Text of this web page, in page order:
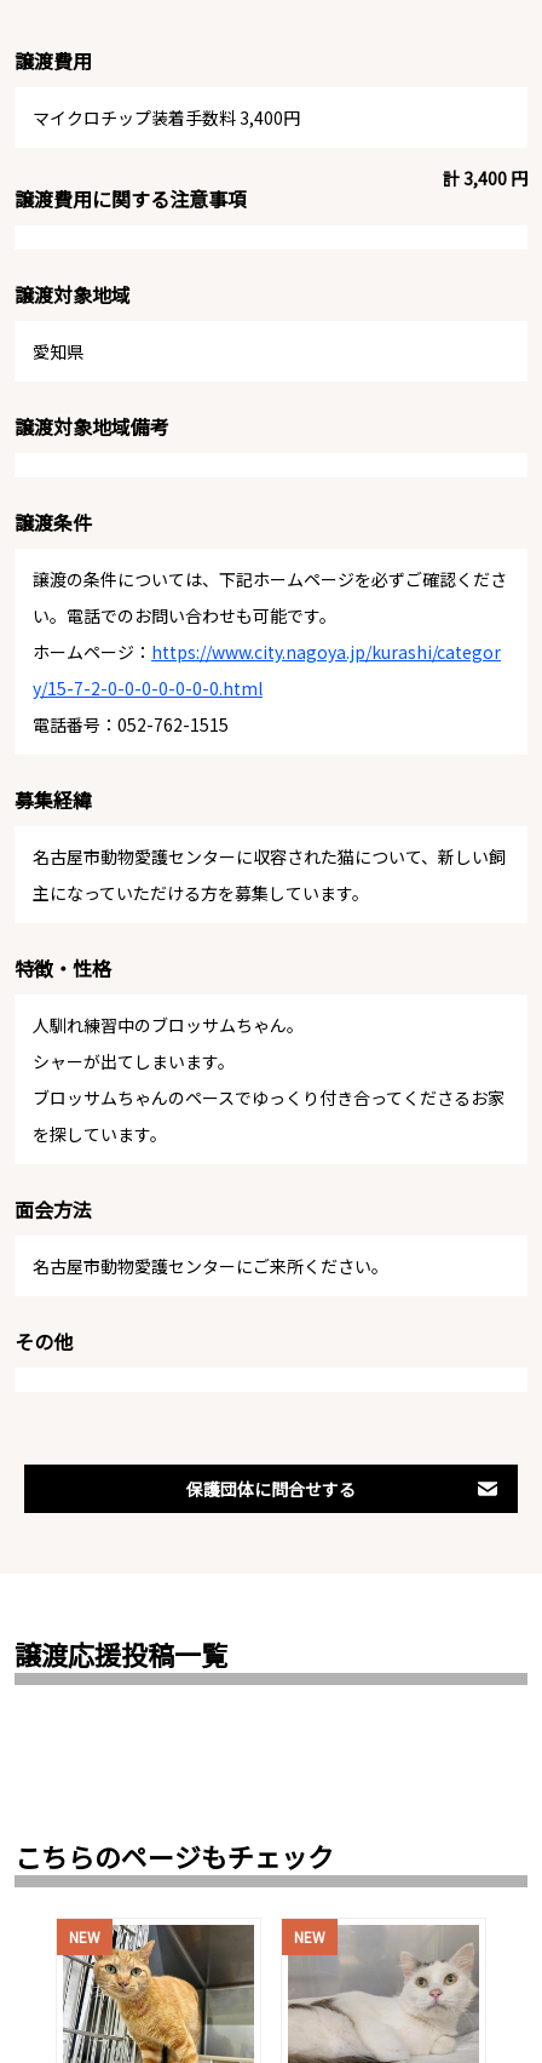
譲渡費用
マイクロチップ装着手数料 3,400円
計 3,400 円
譲渡費用に関する注意事項
譲渡対象地域
愛知県
譲渡対象地域備考
譲渡条件
譲渡の条件については、下記ホームページを必ずご確認くださ
い。電話でのお問い合わせも可能です。
ホームページ： https://www.city.nagoya.jp/kurashi/categor
y/15-7-2-0-0-0-0-0-0-0.html
電話番号：052-762-1515
募集経緯
名古屋市動物愛護センターに収容された猫について、新しい飼
主になっていただける方を募集しています。
特徴・性格
人馴れ練習中のブロッサムちゃん。
シャーが出てしまいます。
ブロッサムちゃんのペースでゆっくり付き合ってくださるお家
を探しています。
面会方法
名古屋市動物愛護センターにご来所ください。
その他
保護団体に問合せする
譲渡応援投稿一覧
こちらのページもチェック
NEW NEW